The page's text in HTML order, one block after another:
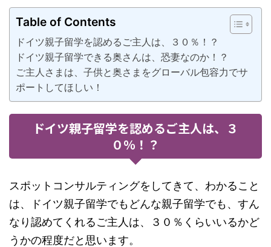
Table of Contents
ドイツ親子留学を認めるご主人は、３０％！？
ドイツ親子留学できる奥さんは、恐妻なのか！？
ご主人さまは、子供と奥さまをグローバル包容力でサ
ポートしてほしい！
ドイツ親子留学を認めるご主人は、３
０％！？
スポットコンサルティングをしてきて、わかること
は、ドイツ親子留学でもどんな親子留学でも、すん
なり認めてくれるご主人は、３０％くらいいるかど
うかの程度だと思います。